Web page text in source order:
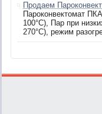
Продаем
Пароконвектомат
100°С), Пар при
270°С), режим